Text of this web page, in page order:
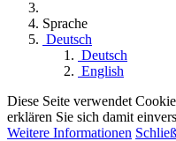
Sprache
Deutsch
Deutsch
English
Diese Seite verwendet
erklären Sie sich damit
Weitere Informationen